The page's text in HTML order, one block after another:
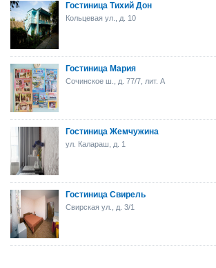
Гостиница Тихий Дон
Кольцевая ул., д. 10
Гостиница Мария
Сочинское ш., д. 77/7, лит. А
Гостиница Жемчужина
ул. Калараш, д. 1
Гостиница Свирель
Свирская ул., д. 3/1